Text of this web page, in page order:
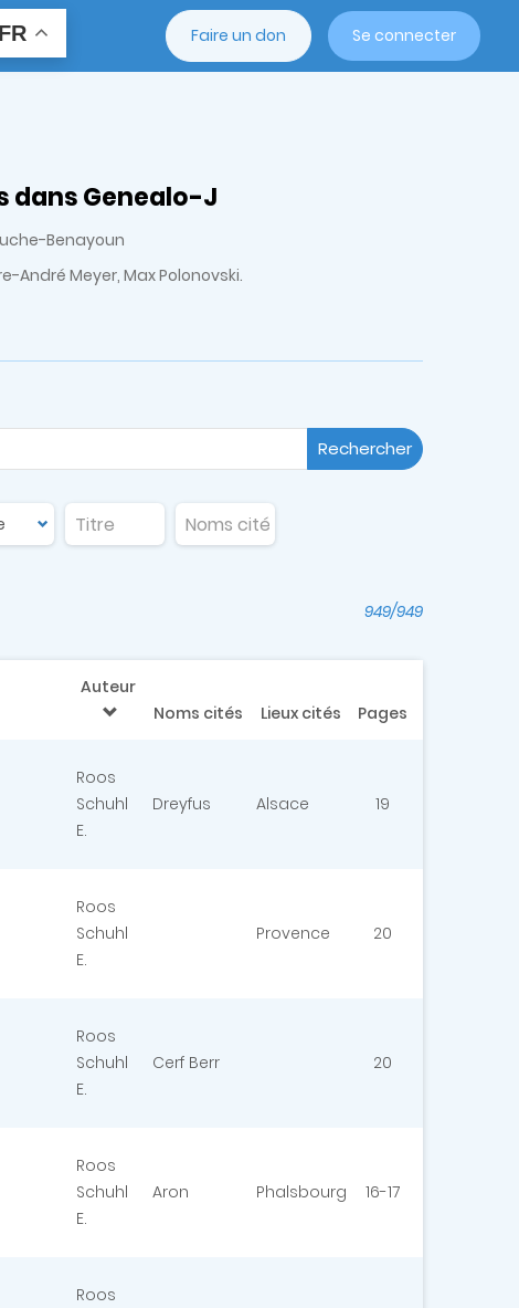
FR Faire un don Se connecter
dans Genealo-J
Benayoun
André Meyer, Max Polonovski.
Rechercher
949/949
Auteur
Noms cités
Lieux cités Pages
Roos
Schuhl
E.
Dreyfus Alsace 19
Roos
Schuhl
E.
Provence 20
Roos
Schuhl
E.
Cerf Berr 20
Roos
Schuhl
E.
Aron Phalsbourg 16-17
Roos